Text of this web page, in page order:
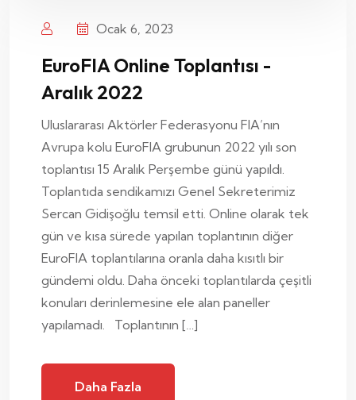
Ocak 6, 2023
EuroFIA Online Toplantısı -
Aralık 2022
Uluslararası Aktörler Federasyonu FIA’nın
Avrupa kolu EuroFIA grubunun 2022 yılı son
toplantısı 15 Aralık Perşembe günü yapıldı.
Toplantıda sendikamızı Genel Sekreterimiz
Sercan Gidişoğlu temsil etti. Online olarak tek
gün ve kısa sürede yapılan toplantının diğer
EuroFIA toplantılarına oranla daha kısıtlı bir
gündemi oldu. Daha önceki toplantılarda çeşitli
konuları derinlemesine ele alan paneller
yapılamadı. Toplantının […]
Daha Fazla